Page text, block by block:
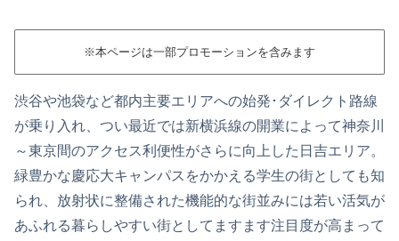
※本ページは一部プロモーションを含みます
渋谷や池袋など都内主要エリアへの始発･ダイレクト路線
が乗り入れ、つい最近では新横浜線の開業によって神奈川
～東京間のアクセス利便性がさらに向上した日吉エリア。
緑豊かな慶応大キャンパスをかかえる学生の街としても知
られ、放射状に整備された機能的な街並みには若い活気が
あふれる暮らしやすい街としてますます注目度が高まって